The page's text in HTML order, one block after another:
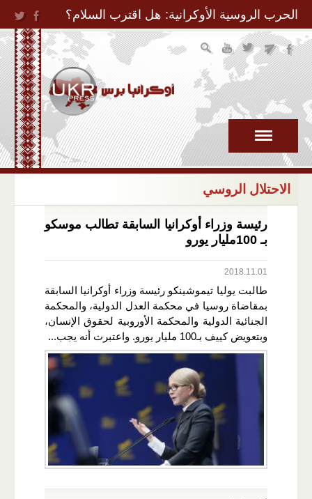
Jump to Navigation
الحرب الروسية الأوكرانية: هل اقترب السلام؟
الاحتلال الروسي
رئيسة وزراء أوكرانيا السابقة تطالب موسكو
بـ 100مليار يورو
2018.11.01
طالبت يوليا تيموشينكو رئيسة وزراء أوكرانيا السابقة
بمقاضاة روسيا في محكمة العدل الدولية، والمحكمة
الجنائية الدولية والمحكمة الأوروبية لحقوق الإنسان،
وبتعويض كييف بـ100 مليار يورو. واعتبرت أنه يجب...